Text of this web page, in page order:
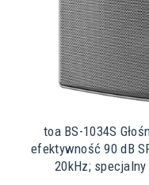
toa BS-1034S
efektywność 90 dB
20kHz;